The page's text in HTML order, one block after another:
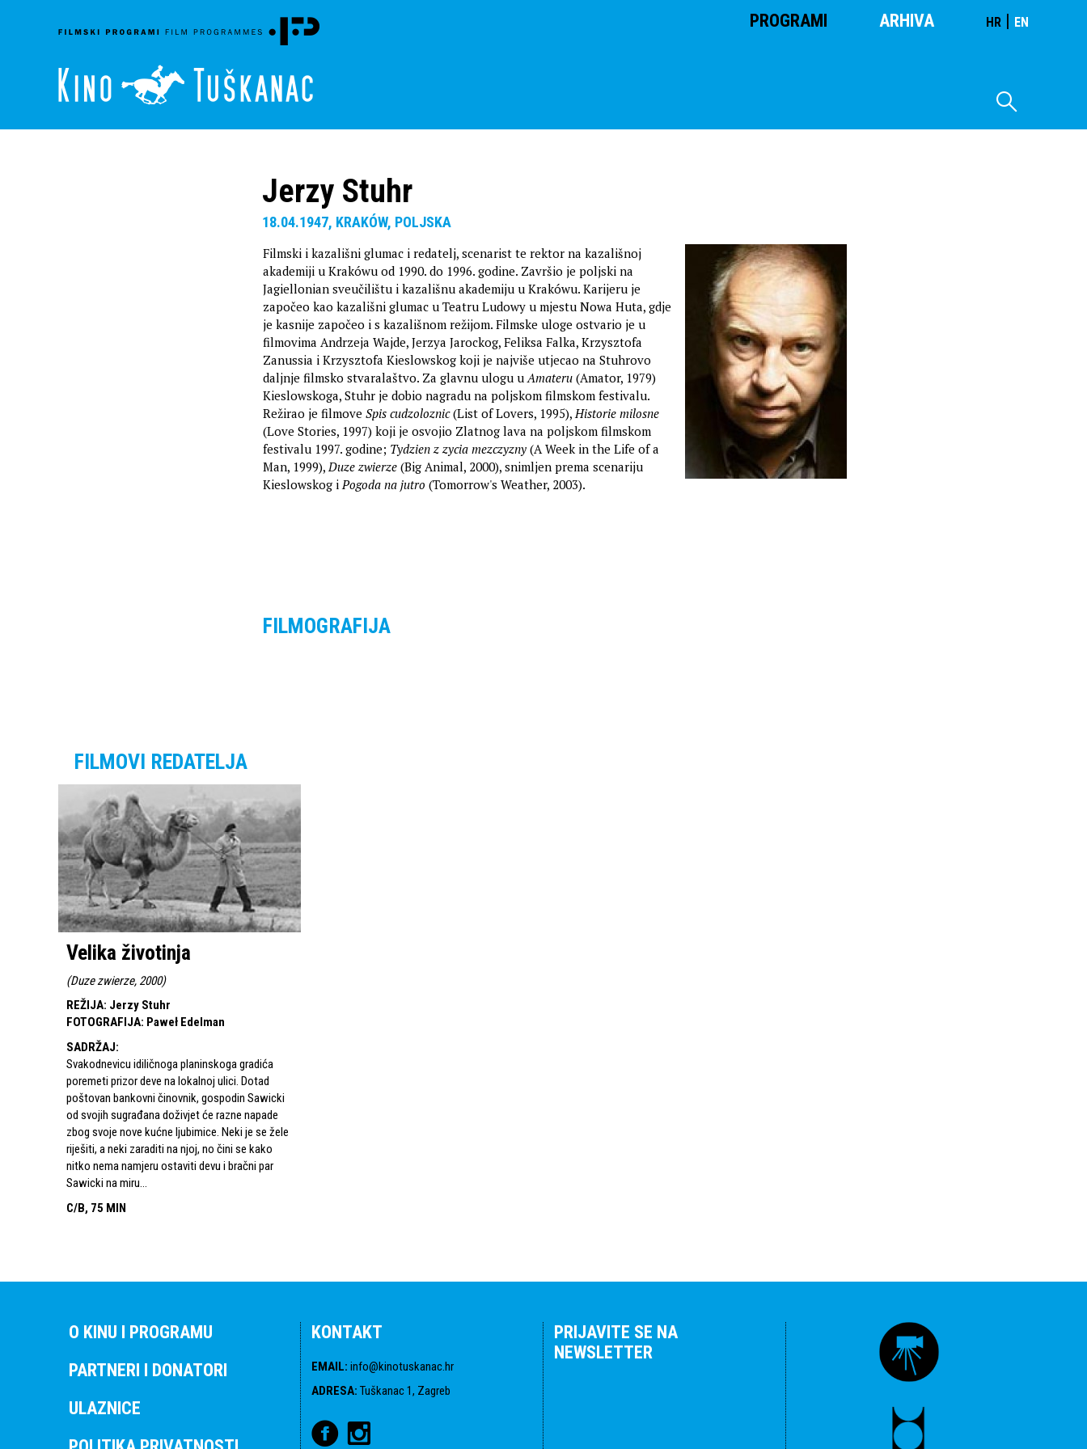
PROGRAMI ARHIVA HR | EN
Jerzy Stuhr
18.04.1947, KRAKÓW, POLJSKA
Filmski i kazališni glumac i redatelj, scenarist te rektor na kazališnoj
akademiji u Krakówu od 1990. do 1996. godine. Završio je poljski na
Jagiellonian sveučilištu i kazališnu akademiju u Krakówu. Karijeru je
započeo kao kazališni glumac u Teatru Ludowy u mjestu Nowa Huta, gdje
je kasnije započeo i s kazališnom režijom. Filmske uloge ostvario je u
filmovima Andrzeja Wajde, Jerzya Jarockog, Feliksa Falka, Krzysztofa
Zanussia i Krzysztofa Kieslowskog koji je najviše utjecao na Stuhrovo
daljnje filmsko stvaralaštvo. Za glavnu ulogu uAmateru (Amator, 1979)
Kieslowskoga, Stuhr je dobio nagradu na poljskom filmskom festivalu.
Režirao je filmove Spis cudzoloznic(List of Lovers, 1995),Historie milosne
(Love Stories, 1997) koji je osvojio Zlatnog lava na poljskom filmskom
festivalu 1997. godine; Tydzien z zycia mezczyzny (A Week in the Life of a
Man, 1999),Duze zwierze (Big Animal, 2000), snimljen prema scenariju
Kieslowskog iPogoda na jutro (Tomorrow's Weather, 2003).
FILMOGRAFIJA
FILMOVI REDATELJA
Velika životinja
(Duze zwierze, 2000)
REŽIJA: Jerzy Stuhr
FOTOGRAFIJA: Paweł Edelman
SADRŽAJ:
Svakodnevicu idiličnoga planinskoga gradića
poremeti prizor deve na lokalnoj ulici. Dotad
poštovan bankovni činovnik, gospodin Sawicki
od svojih sugrađana doživjet će razne napade
zbog svoje nove kućne ljubimice. Neki je se žele
riješiti, a neki zaraditi na njoj, no čini se kako
nitko nema namjeru ostaviti devu i bračni par
Sawicki na miru...
C/B, 75 MIN
O KINU I PROGRAMU
PARTNERI I DONATORI
ULAZNICE
KONTAKT
EMAIL: info@kinotuskanac.hr
ADRESA: Tuškanac 1, Zagreb
PRIJAVITE SE NA
NEWSLETTER